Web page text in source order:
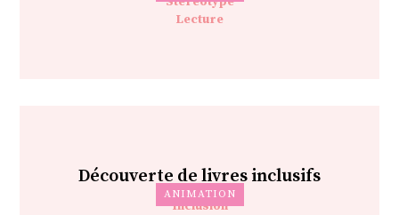
Lecture
ANIMATION
Découverte de livres inclusifs
Inclusion